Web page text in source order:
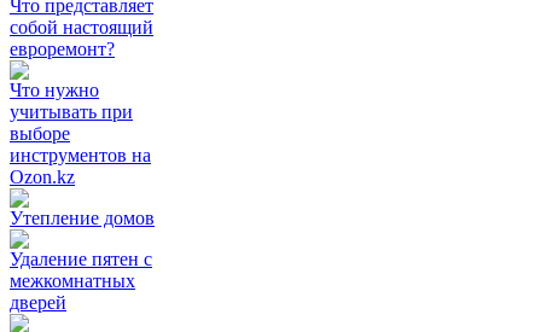
Что представляет
собой настоящий
евроремонт?
Что нужно
учитывать при
выборе
инструментов на
Ozon.kz
Утепление домов
Удаление пятен с
межкомнатных
дверей